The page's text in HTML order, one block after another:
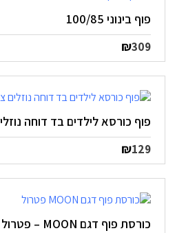
פוף בינוני 100/85
₪309
פוף כורסא לילדים בד דוחה
₪129
כורסת פוף דגם MOON – פטרול